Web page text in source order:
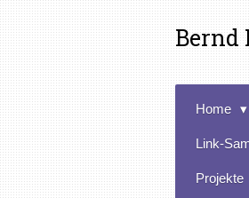
Zum
Hauptinhalt
springen
Bernd
Home
Link-
Projekte